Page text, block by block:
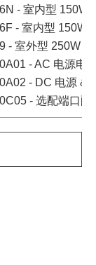
- 室内型 150W
- 室内型 150W
- 室外型 250W
- AC 电源电
- DC 电源 &
- 选配端口